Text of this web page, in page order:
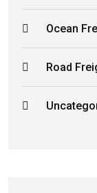
Ocean
Road